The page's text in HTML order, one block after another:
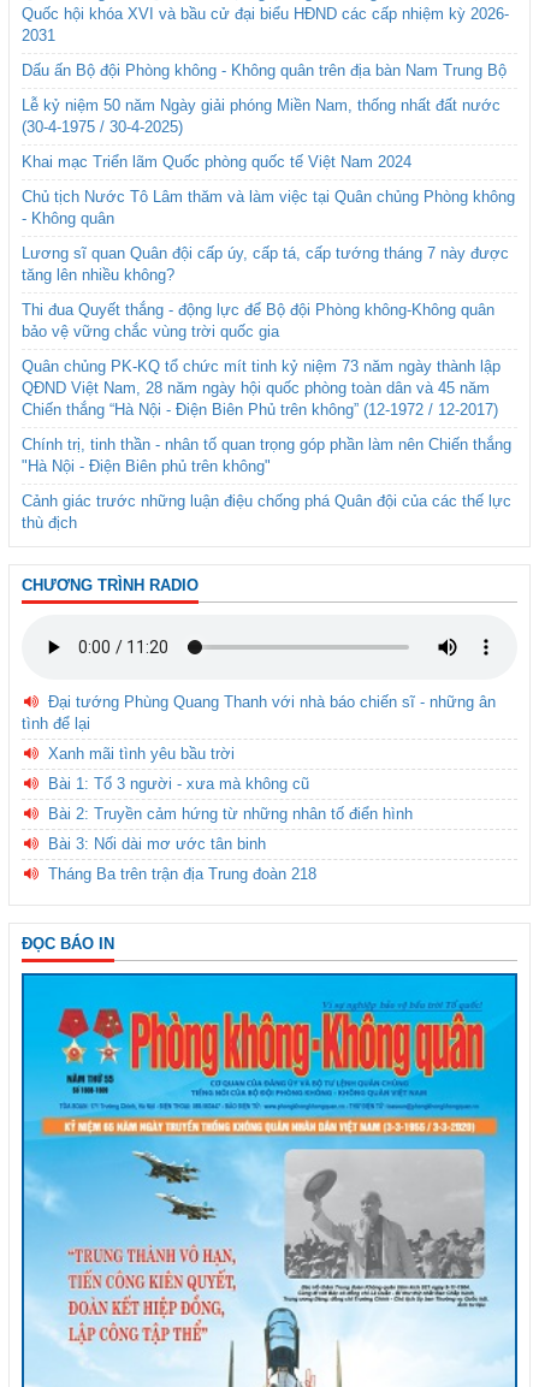
Quốc hội khóa XVI và bầu cử đại biểu HĐND các cấp nhiệm kỳ 2026-
2031
Dấu ấn Bộ đội Phòng không - Không quân trên địa bàn Nam Trung Bộ
Lễ kỷ niệm 50 năm Ngày giải phóng Miền Nam, thống nhất đất nước
(30-4-1975 / 30-4-2025)
Khai mạc Triển lãm Quốc phòng quốc tế Việt Nam 2024
Chủ tịch Nước Tô Lâm thăm và làm việc tại Quân chủng Phòng không
- Không quân
Lương sĩ quan Quân đội cấp úy, cấp tá, cấp tướng tháng 7 này được
tăng lên nhiều không?
Thi đua Quyết thắng - động lực để Bộ đội Phòng không-Không quân
bảo vệ vững chắc vùng trời quốc gia
Quân chủng PK-KQ tổ chức mít tinh kỷ niệm 73 năm ngày thành lập
QĐND Việt Nam, 28 năm ngày hội quốc phòng toàn dân và 45 năm
Chiến thắng “Hà Nội - Điện Biên Phủ trên không” (12-1972 / 12-2017)
Chính trị, tinh thần - nhân tố quan trọng góp phần làm nên Chiến thắng
"Hà Nội - Điện Biên phủ trên không"
Cảnh giác trước những luận điệu chống phá Quân đội của các thế lực
thù địch
CHƯƠNG TRÌNH RADIO
Đại tướng Phùng Quang Thanh với nhà báo chiến sĩ - những ân
tình để lại
Xanh mãi tình yêu bầu trời
Bài 1: Tổ 3 người - xưa mà không cũ
Bài 2: Truyền cảm hứng từ những nhân tố điển hình
Bài 3: Nối dài mơ ước tân binh
Tháng Ba trên trận địa Trung đoàn 218
ĐỌC BÁO IN